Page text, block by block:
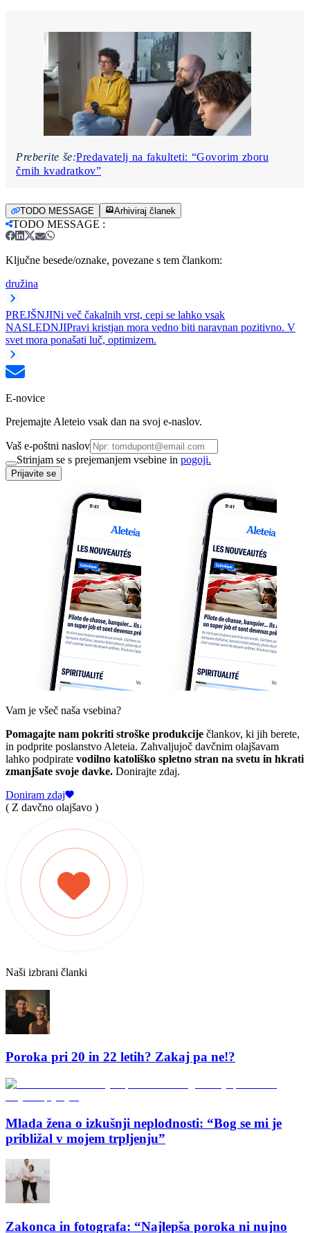
Preberite še:Predavatelj na fakulteti: “Govorim zboru
črnih kvadratkov”
TODO MESSAGE Arhiviraj članek
TODO MESSAGE :
Ključne besede/oznake, povezane s tem člankom:
družina
PREJŠNJINi več čakalnih vrst, cepi se lahko vsak
NASLEDNJIPravi kristjan mora vedno biti naravnan pozitivno. V
svet mora ponašati luč, optimizem.
E-novice
Prejemajte Aleteio vsak dan na svoj e-naslov.
Vaš e-poštni naslov
Strinjam se s prejemanjem vsebine in pogoji.
Prijavite se
Vam je všeč naša vsebina?
Pomagajte nam pokriti stroške produkcije člankov, ki jih berete,
in podprite poslanstvo Aleteia. Zahvaljujoč davčnim olajšavam
lahko podpirate vodilno katoliško spletno stran na svetu in hkrati
zmanjšate svoje davke. Donirajte zdaj.
Doniram zdaj
( Z davčno olajšavo )
Naši izbrani članki
Poroka pri 20 in 22 letih? Zakaj pa ne!?
Mlada žena o izkušnji neplodnosti: “Bog se mi je
približal v mojem trpljenju”
Zakonca in fotografa: “Najlepša poroka ni nujno